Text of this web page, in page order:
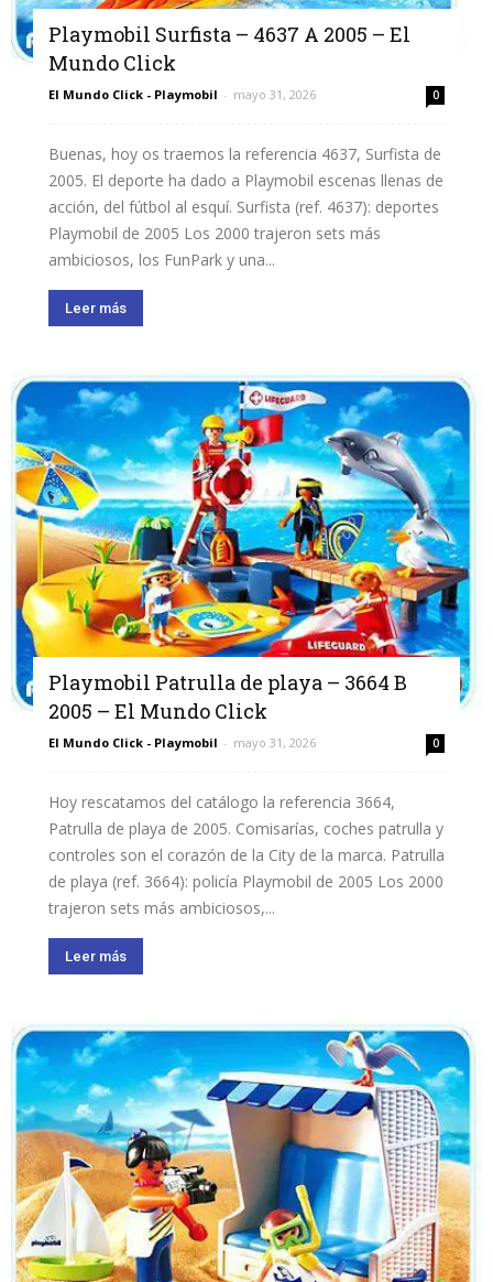
Playmobil Surfista – 4637 A 2005 – El
Mundo Click
El Mundo Click - Playmobil - mayo 31, 2026 0
Buenas, hoy os traemos la referencia 4637, Surfista de
2005. El deporte ha dado a Playmobil escenas llenas de
acción, del fútbol al esquí. Surfista (ref. 4637): deportes
Playmobil de 2005 Los 2000 trajeron sets más
ambiciosos, los FunPark y una...
Leer más
Playmobil Patrulla de playa – 3664 B
2005 – El Mundo Click
El Mundo Click - Playmobil - mayo 31, 2026 0
Hoy rescatamos del catálogo la referencia 3664,
Patrulla de playa de 2005. Comisarías, coches patrulla y
controles son el corazón de la City de la marca. Patrulla
de playa (ref. 3664): policía Playmobil de 2005 Los 2000
trajeron sets más ambiciosos,...
Leer más